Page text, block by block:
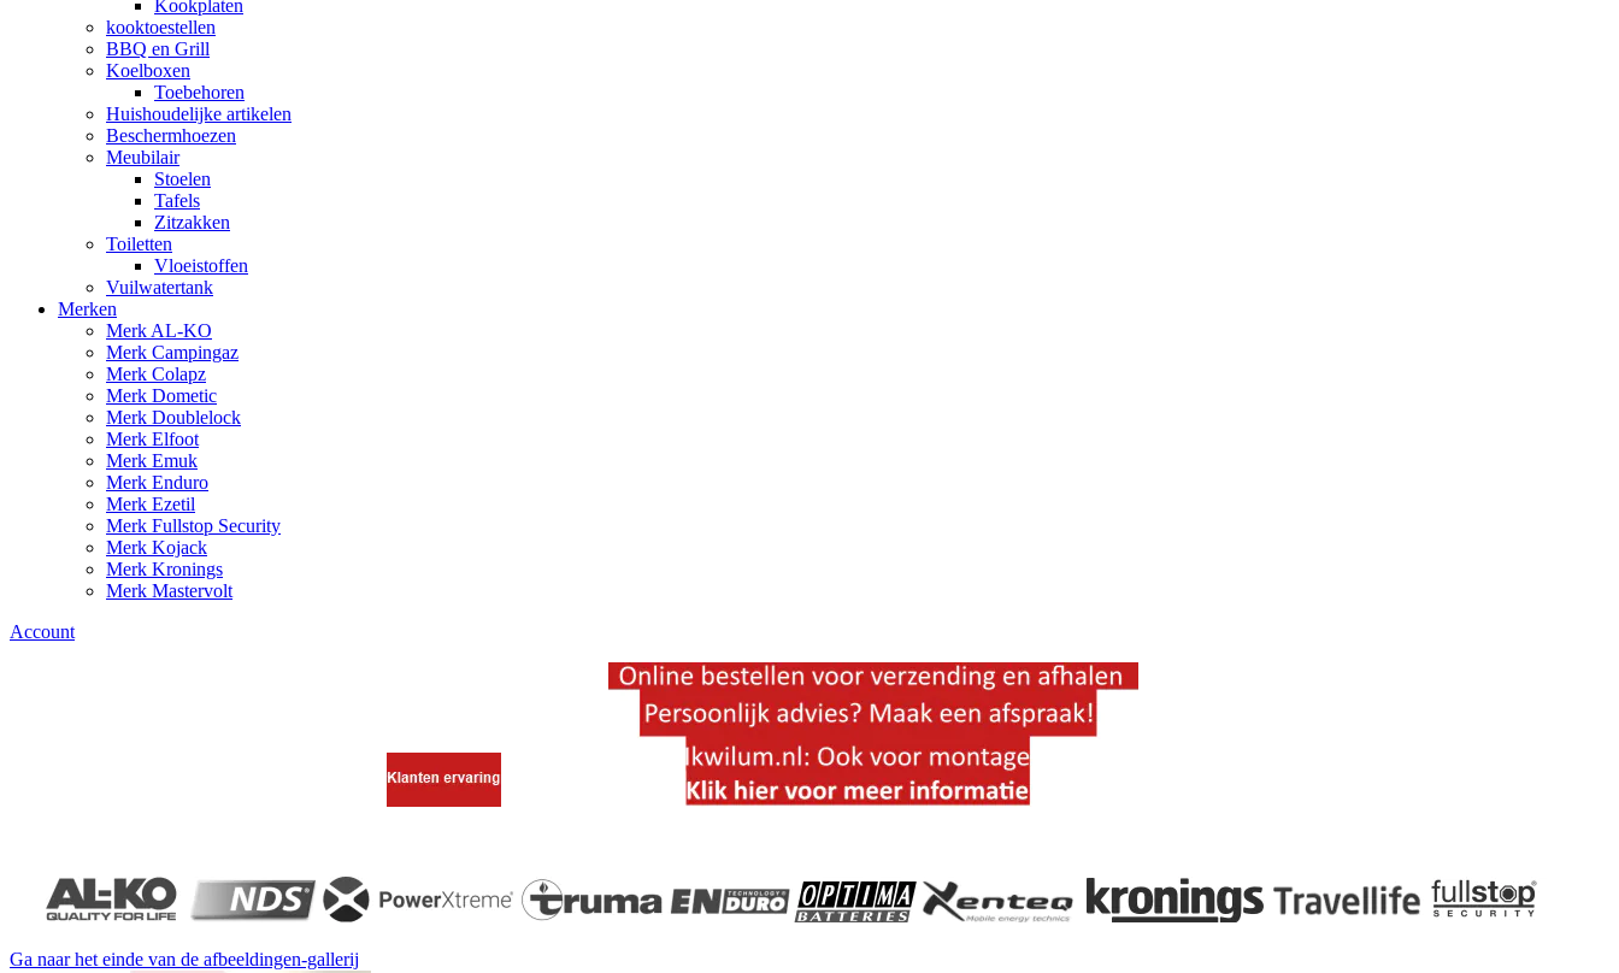
Kookplaten
kooktoestellen
BBQ en Grill
Koelboxen
Toebehoren
Huishoudelijke artikelen
Beschermhoezen
Meubilair
Stoelen
Tafels
Zitzakken
Toiletten
Vloeistoffen
Vuilwatertank
Merken
Merk AL-KO
Merk Campingaz
Merk Colapz
Merk Dometic
Merk Doublelock
Merk Elfoot
Merk Emuk
Merk Enduro
Merk Ezetil
Merk Fullstop Security
Merk Kojack
Merk Kronings
Merk Mastervolt
Account
Ga naar het einde van de afbeeldingen-gallerij